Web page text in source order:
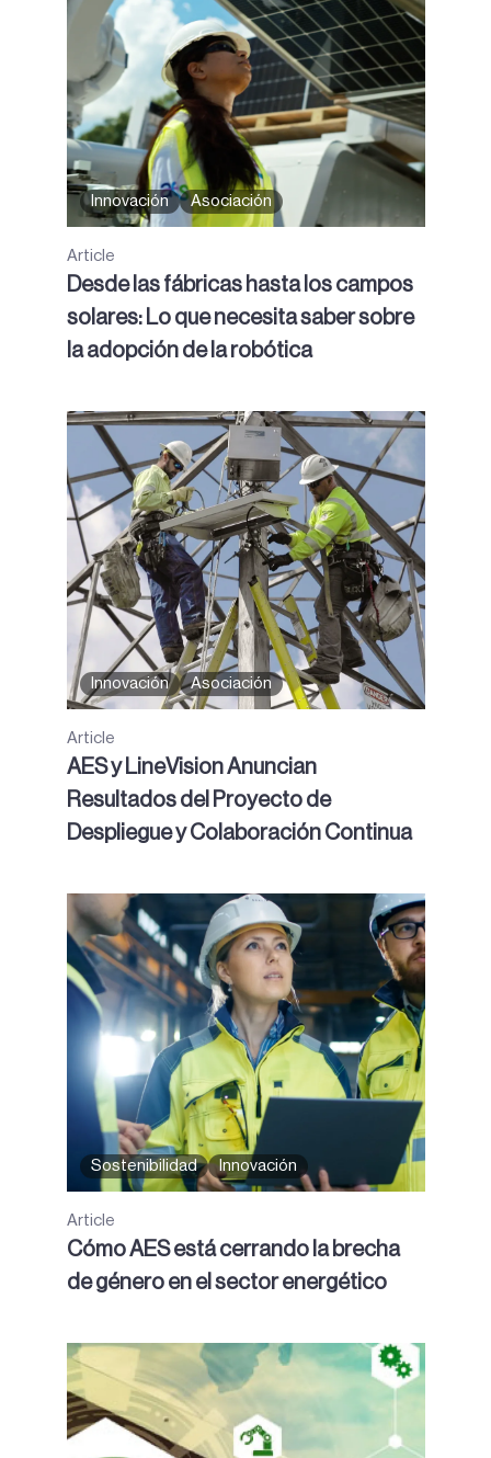
Innovación Asociación
Article
Desde las fábricas hasta los campos
solares: Lo que necesita saber sobre
la adopción de la robótica
Innovación Asociación
Article
AES y LineVision Anuncian
Resultados del Proyecto de
Despliegue y Colaboración Continua
Sostenibilidad Innovación
Article
Cómo AES está cerrando la brecha
de género en el sector energético